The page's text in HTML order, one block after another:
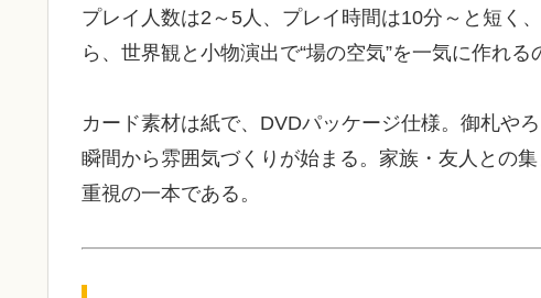
プレイ人数は2～5人、プレイ時間は10分～と短く
ら、世界観と小物演出で“場の空気”を一気に作れる
カード素材は紙で、DVDパッケージ仕様。御札や
瞬間から雰囲気づくりが始まる。家族・友人との
重視の一本である。